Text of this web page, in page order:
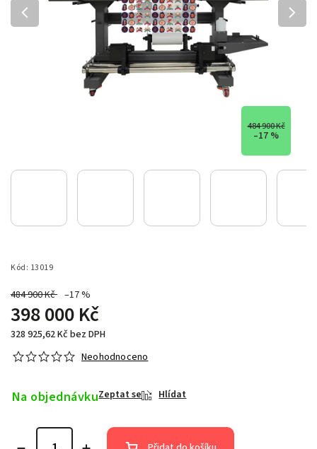
484 900 Kč
–17 %
Kód: 13019
484 900 Kč –17 %
398 000 Kč
328 925,62 Kč bez DPH
Neohodnoceno
Na objednávkuZeptat se Hlídat